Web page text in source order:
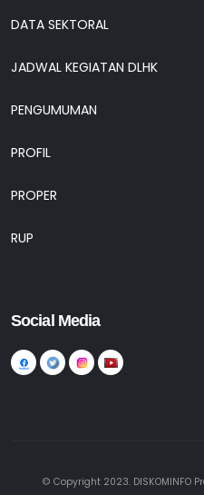
DATA SEKTORAL
JADWAL KEGIATAN DLHK
PENGUMUMAN
PROFIL
PROPER
RUP
Social Media
© Copyright 2023. DISKOMINFO